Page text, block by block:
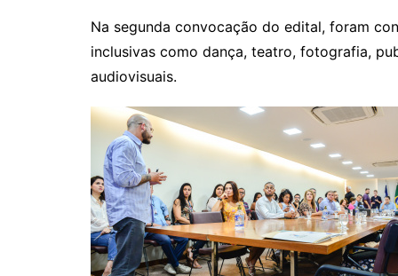
k
p
k
h
ar
Na segunda convocação do edital, foram
inclusivas como dança, teatro, fotografia,
audiovisuais.